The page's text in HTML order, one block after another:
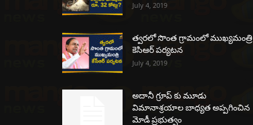
July 4, 2019
త్వరలో సొంత గ్రామంలో ముఖ్యమంత్రి
కెసిఆర్ పర్యటన
July 4, 2019
అదానీ గ్రూప్ కు మూడు
విమానాశ్రయాల బాధ్యత అప్పగించిన
మోడీ ప్రభుత్వం